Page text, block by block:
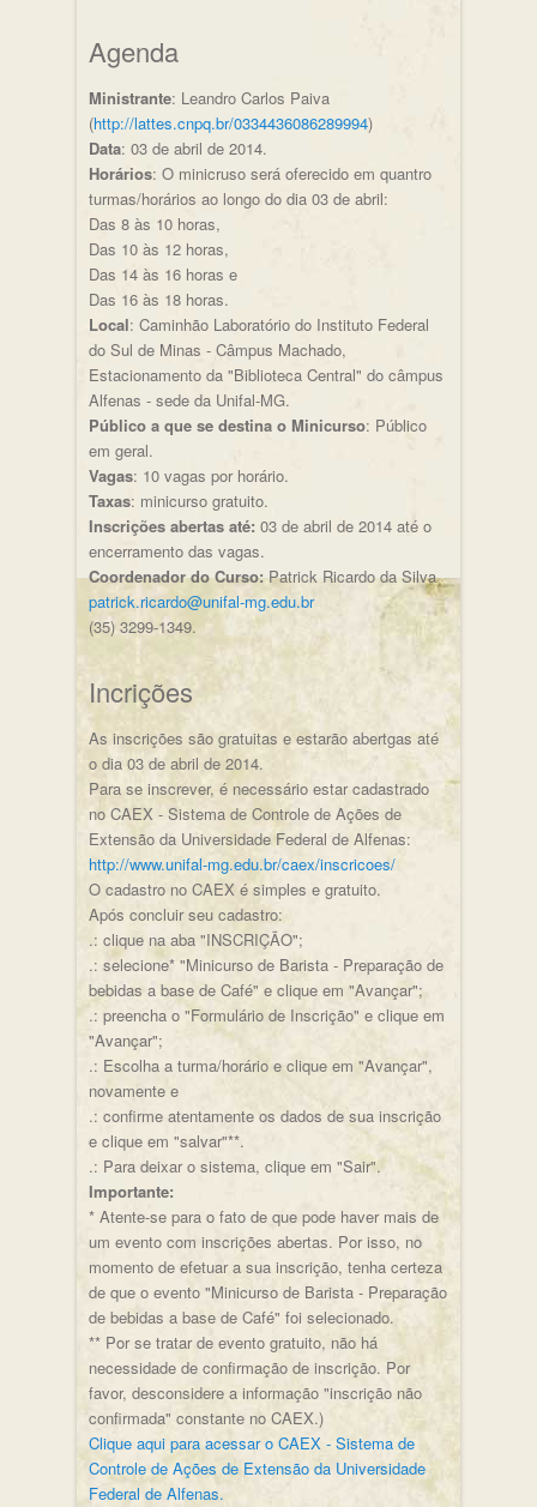
Agenda
Ministrante: Leandro Carlos Paiva
(http://lattes.cnpq.br/0334436086289994)
Data: 03 de abril de 2014.
Horários: O minicruso será oferecido em quantro
turmas/horários ao longo do dia 03 de abril:
Das 8 às 10 horas,
Das 10 às 12 horas,
Das 14 às 16 horas e
Das 16 às 18 horas.
Local: Caminhão Laboratório do Instituto Federal
do Sul de Minas - Câmpus Machado,
Estacionamento da "Biblioteca Central" do câmpus
Alfenas - sede da Unifal-MG.
Público a que se destina o Minicurso: Público
em geral.
Vagas: 10 vagas por horário.
Taxas: minicurso gratuito.
Inscrições abertas até: 03 de abril de 2014 até o
encerramento das vagas.
Coordenador do Curso:Patrick Ricardo da Silva
patrick.ricardo@unifal-mg.edu.br
(35) 3299-1349.
Incrições
As inscrições são gratuitas e estarão abertgas até
o dia 03 de abril de 2014.
Para se inscrever, é necessário estar cadastrado
no CAEX - Sistema de Controle de Ações de
Extensão da Universidade Federal de Alfenas:
http://www.unifal-mg.edu.br/caex/inscricoes/
O cadastro no CAEX é simples e gratuito.
Após concluir seu cadastro:
.: clique na aba "INSCRIÇÃO";
.: selecione* "Minicurso de Barista - Preparação de
bebidas a base de Café" e clique em "Avançar";
.: preencha o "Formulário de Inscrição" e clique em
"Avançar";
.: Escolha a turma/horário e clique em "Avançar",
novamente e
.: confirme atentamente os dados de sua inscrição
e clique em "salvar"**.
.: Para deixar o sistema, clique em "Sair".
Importante:
* Atente-se para o fato de que pode haver mais de
um evento com inscrições abertas. Por isso, no
momento de efetuar a sua inscrição, tenha certeza
de que o evento "Minicurso de Barista - Preparação
de bebidas a base de Café" foi selecionado.
** Por se tratar de evento gratuito, não há
necessidade de confirmação de inscrição. Por
favor, desconsidere a informação "inscrição não
confirmada" constante no CAEX.)
Clique aqui para acessar o CAEX - Sistema de
Controle de Ações de Extensão da Universidade
Federal de Alfenas.